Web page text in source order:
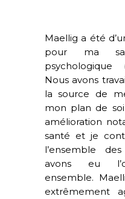
Maellig a été
pour ma
psychologique
Nous avons
la source de
mon plan de
amélioration
santé et je
l’ensemble
avons eu
ensemble.
extrêmement